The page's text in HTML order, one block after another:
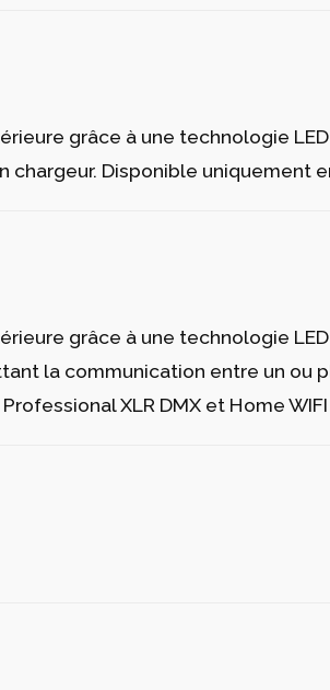
grâce à une technologie
chargeur. Disponible uniquement
grâce à une technologie
la communication entre un ou
XLR DMX et Home WIFI